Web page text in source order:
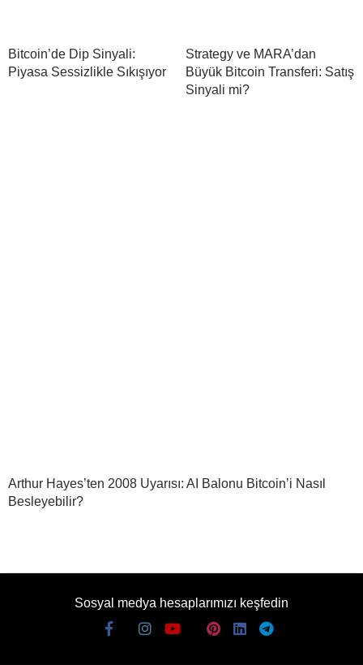
Bitcoin’de Dip Sinyali:
Piyasa Sessizlikle Sıkışıyor
Strategy ve MARA’dan
Büyük Bitcoin Transferi: Satış
Sinyali mi?
Arthur Hayes’ten 2008 Uyarısı: AI Balonu Bitcoin’i Nasıl
Besleyebilir?
Sosyal medya hesaplarımızı keşfedin